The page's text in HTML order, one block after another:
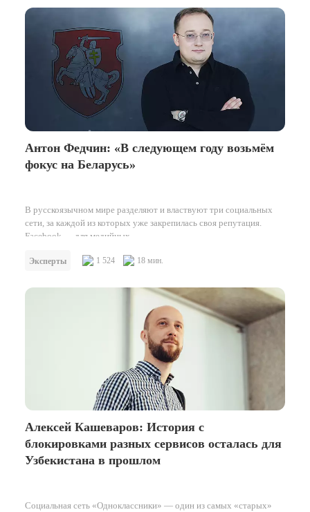
Антон Федчин: «В следующем году возьмём
фокус на Беларусь»
В русскоязычном мире разделяют и властвуют три социальных
сети, за каждой из которых уже закрепилась своя репутация.
Facebook — для медийных…
Эксперты 1 524 18 мин.
Алексей Кашеваров: История с
блокировками разных сервисов осталась для
Узбекистана в прошлом
Социальная сеть «Одноклассники» — один из самых «старых»